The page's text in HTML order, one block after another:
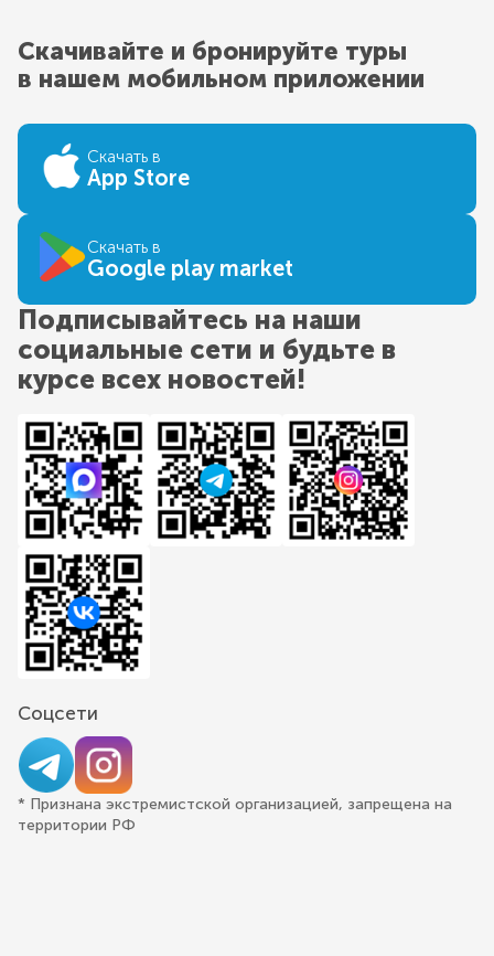
Скачивайте и бронируйте туры
в нашем мобильном приложении
Скачать в
App Store
Скачать в
Google play market
Подписывайтесь на наши
социальные сети и будьте в
курсе всех новостей!
Соцсети
* Признана экстремистской организацией, запрещена на
территории РФ